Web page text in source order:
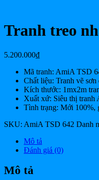
Tranh treo
5.200.000₫
Mã tranh: AmiA TSD
Chất liệu: Tranh vẽ sơn
Kích thước: 1mx2m
Xuất xứ: Siêu thị tranh
Tình trạng: Mới 100%,
SKU: AmiA TSD 642 Danh
Mô tả
Đánh giá (0)
Mô tả